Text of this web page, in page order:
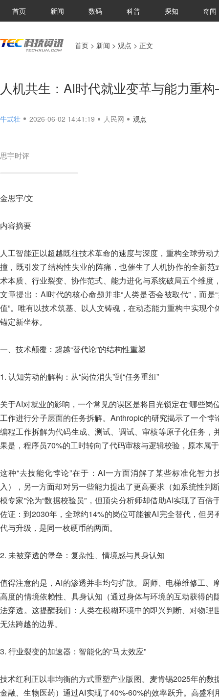
首页 新闻 数码 科普 探知 奇闻
首页 > 新闻 > 观点 > 正文
人机共生：AI时代就业变革与能力重
牛弎壮 2026-06-02 14:41:19 人民网 观点
思宇时评
金思宇/文
内容摘要
人工智能正以超越既往技术革命的速度与深度，重构全球劳
撞，既引发了结构性失业的阵痛，也催生了人机协作的全新范
术本质、行业裂变、协作范式、能力进化与系统破局五个维
文章提出：AI时代的核心命题并非“人类是否会被取代”，而
值”。唯有以技术筑基、以人文铸魂，在动态能力重构中实现
锚定新坐标。
一、技术颠覆：超越“替代论”的结构性重塑
1. 认知劳动的解构：从“岗位消失”到“任务重组”
关于AI对就业的影响，一个常见的误区是将目光锁定在“哪些岗
工作进行分子层面的任务拆解。Anthropic的研究揭示了一个
编程工作拆解为代码生成、测试、调试、审核等原子化任务
果是，程序员70%的工时转向了代码审核与逻辑校验，原本属
这种“去技能化悖论”在于：AI一方面消解了某些标准化智
入），另一方面却对另一些能力提出了更高要求（如系统性判
模专家”沦为“数据校验员”，但顶尖分析师却借助AI实现了百
佐证：到2030年，全球约14%的岗位可能被AI完全替代，但
代与升级，是同一枚硬币的两面。
2. 未被穿透的堡垒：复杂性、情境感与具身认知
值得注意的是，AI的渗透并非均匀扩散。厨师、电梯维修工、
高度的情境依赖性、具身认知（通过身体与环境的互动获得
法穿透。这提醒我们：人类在模糊环境中的即兴判断、对物
无法跨越的边界。
3. 行业裂变的加速器：智能化的“马太效应”
技术红利正以非均衡的方式重塑产业版图。麦肯锡2025年的
金融、生物医药）通过AI实现了40%-60%的效率跃升。高盛